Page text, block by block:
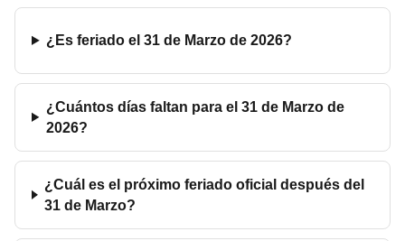
¿Es feriado el 31 de Marzo de 2026?
¿Cuántos días faltan para el 31 de Marzo de
2026?
¿Cuál es el próximo feriado oficial después del
31 de Marzo?